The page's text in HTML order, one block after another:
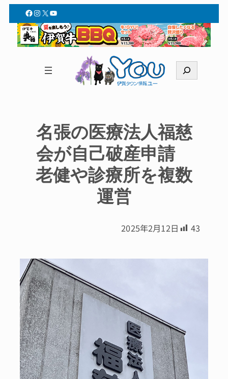
Facebook
Instagram
X YouTube
索
名張の医療法人福慈
会が自己破産申請
老健や診療所を複数
運営
2025年2月12日 43